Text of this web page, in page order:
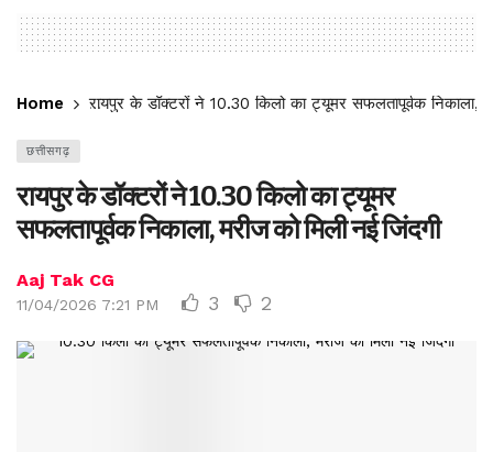
Home रायपुर के डॉक्टरों ने 10.30 किलो का ट्यूमर सफलतापूर्वक निकाला,
छत्तीसगढ़
रायपुर के डॉक्टरों ने 10.30 किलो का ट्यूमर
सफलतापूर्वक निकाला, मरीज को मिली नई जिंदगी
Aaj Tak CG
11/04/2026 7:21 PM 3 2